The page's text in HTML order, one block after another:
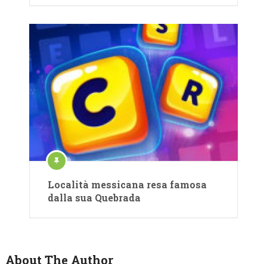
Località messicana resa famosa
dalla sua Quebrada
About The Author